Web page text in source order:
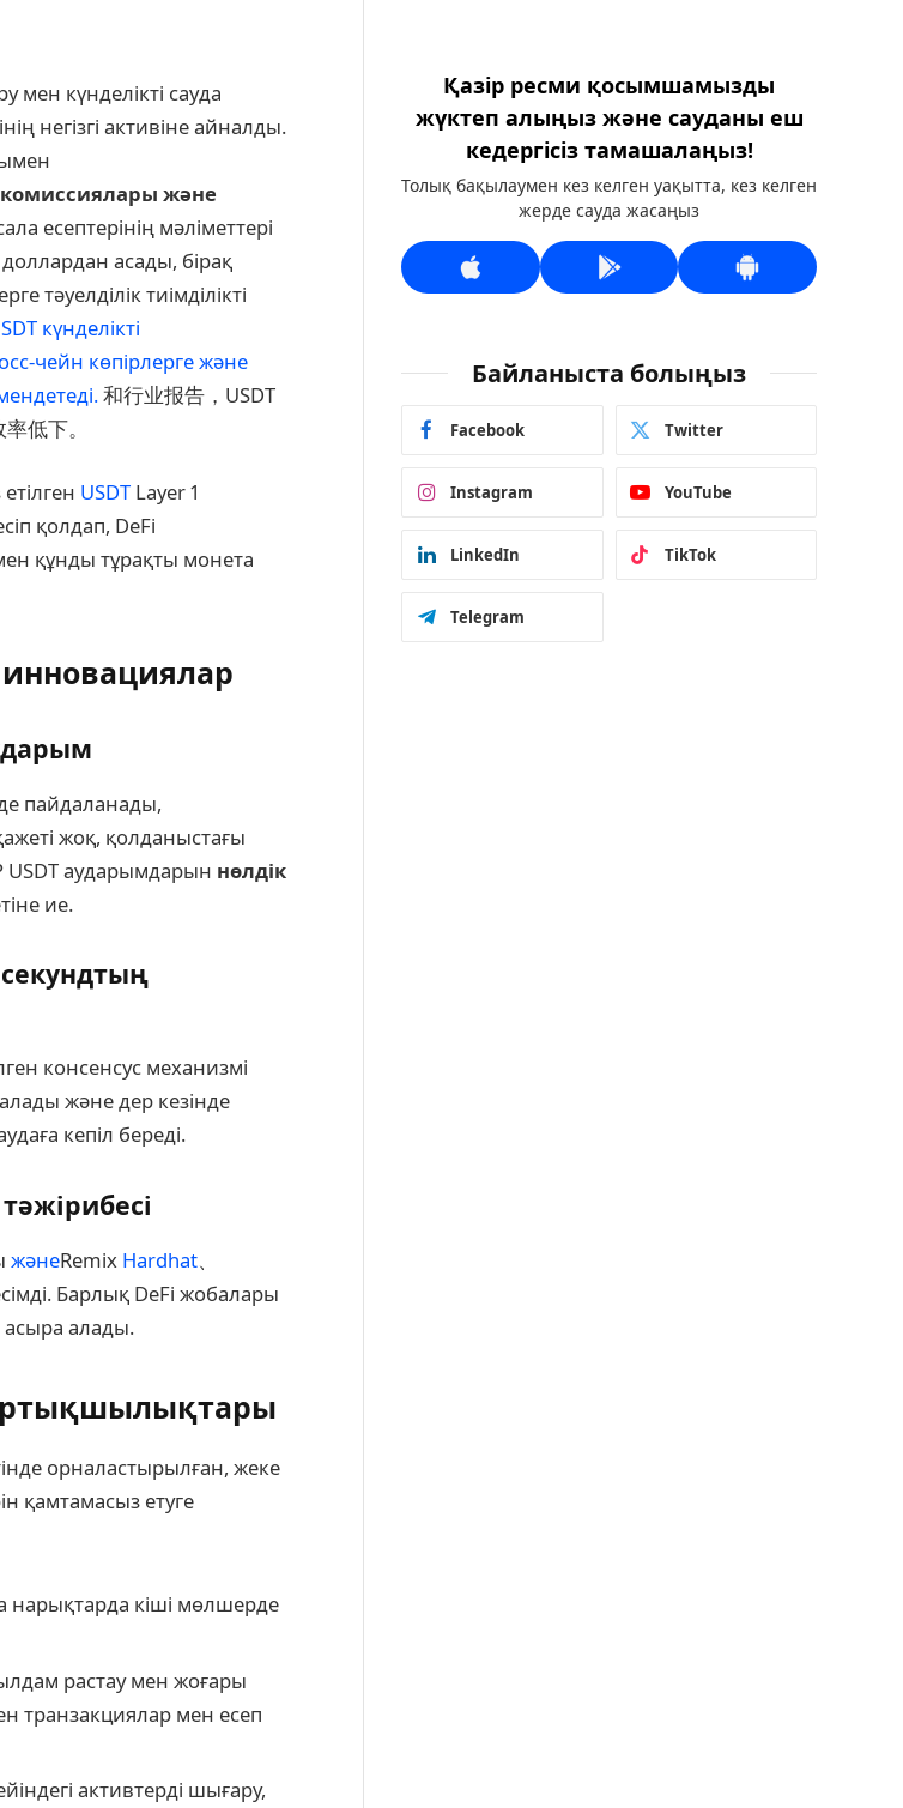
мен күнделікті сауда
негізгі активіне айналды.
комиссиялары және
есептерінің мәліметтері
асады, бірақ
тәуелділік тиімділікті
күнделікті
чейн көпірлерге және
和行业报告，USDT
低下。
USDT Layer 1
қолдап, DeFi
құнды тұрақты монета
пайдаланады,
жоқ, қолданыстағы
USDT аударымдарын нөлдік
ие.
консенсус механизмі
және дер кезінде
кепіл береді.
жәнеRemix Hardhat、
Барлық DeFi жобалары
асыра алады.
орналастырылған, жеке
қамтамасыз етуге
нарықтарда кіші мөлшерде
растау мен жоғары
транзакциялар мен есеп
активтерді шығару,
Қазір ресми қосымшамызды
жүктеп алыңыз және сауданы еш
кедергісіз тамашалаңыз!
Толық бақылаумен кез келген уақытта, кез келген
жерде сауда жасаңыз
Байланыста болыңыз
Facebook Twitter
Instagram YouTube
LinkedIn TikTok
Telegram